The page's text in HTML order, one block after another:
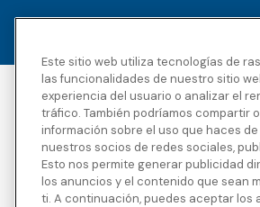
Accesibilidad
Política de privacidad
Avisos
Términos y condiciones
terceros
Transparencia en la
cobertura
Mapa
Este sitio web utiliza tecnologías de
las funcionalidades de nuestro sitio
experiencia del usuario o analizar el
tráfico. También podríamos compartir
información sobre el uso que haces
nuestros socios de redes sociales,
Esto nos permite generar publicidad
los anuncios y el contenido que sean
ti. A continuación, puedes aceptar los